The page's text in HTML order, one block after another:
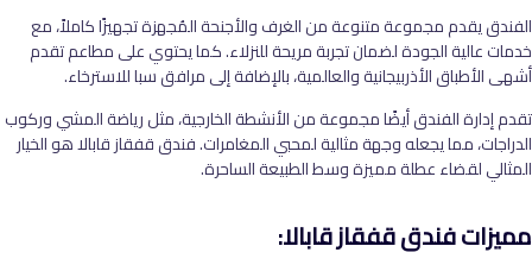
الفندق يقدم مجموعة متنوعة من الغرف والأجنحة المُجهزة تجهيزًا كاملاً، مع
خدمات عالية الجودة لضمان تجربة مريحة للنزلاء. كما يحتوي على مطاعم تقدم
أشهى الأطباق الأذربيجانية والعالمية، بالإضافة إلى مرافق سبا للاسترخاء.
تقدم إدارة الفندق أيضًا مجموعة من الأنشطة الخارجية، مثل رياضة المشي وركوب
الدراجات، مما يجعله وجهة مثالية لمحبي المغامرات. فندق قفقاز قابالا هو الخيار
المثالي لقضاء عطلة مميزة وسط الطبيعة الساحرة.
مميزات فندق قفقاز قابالا: